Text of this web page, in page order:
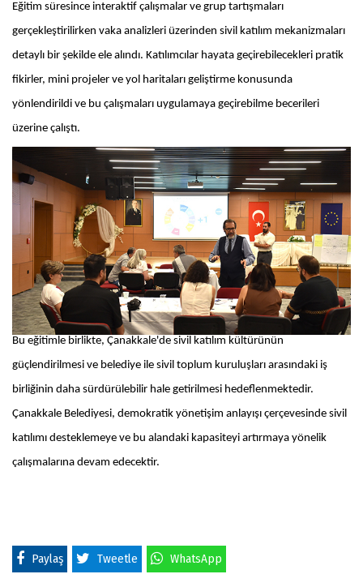
Eğitim süresince interaktif çalışmalar ve grup tartışmaları
gerçekleştirilirken vaka analizleri üzerinden sivil katılım mekanizmaları
detaylı bir şekilde ele alındı. Katılımcılar hayata geçirebilecekleri pratik
fikirler, mini projeler ve yol haritaları geliştirme konusunda
yönlendirildi ve bu çalışmaları uygulamaya geçirebilme becerileri
üzerine çalıştı.
Bu eğitimle birlikte, Çanakkale'de sivil katılım kültürünün
güçlendirilmesi ve belediye ile sivil toplum kuruluşları arasındaki iş
birliğinin daha sürdürülebilir hale getirilmesi hedeflenmektedir.
Çanakkale Belediyesi, demokratik yönetişim anlayışı çerçevesinde sivil
katılımı desteklemeye ve bu alandaki kapasiteyi artırmaya yönelik
çalışmalarına devam edecektir.
Paylaş Tweetle WhatsApp